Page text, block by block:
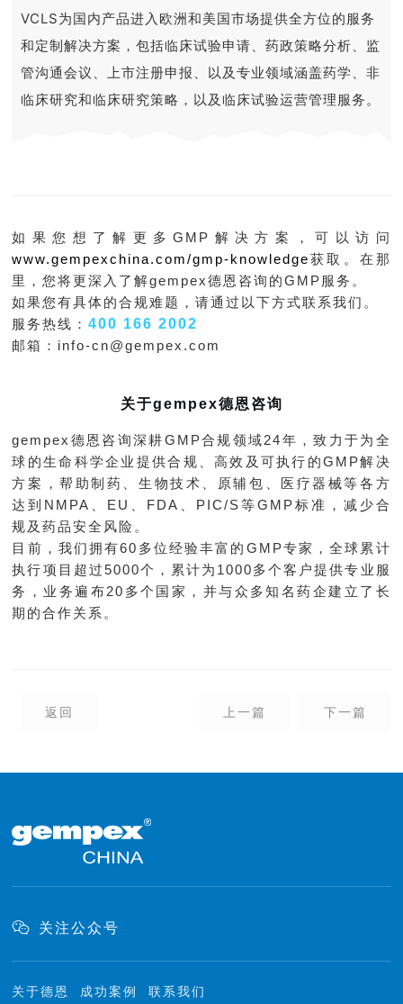
VCLS为国内产品进入欧洲和美国市场提供全方位的服务
和定制解决方案，包括临床试验申请、药政策略分析、监
管沟通会议、上市注册申报、以及专业领域涵盖药学、非
临床研究和临床研究策略，以及临床试验运营管理服务。
如果您想了解更多GMP 解决方案，可以访问
www.gempexchina.com/gmp-knowledge获取。在那
里，您将更深入了解gempex德恩咨询的GMP 服务。
如果您有具体的合规难题，请通过以下方式联系我们。
服务热线：400 166 2002
邮箱： info-cn@gempex.com
关于gempex德恩咨询
gempex 德恩咨询深耕GMP合规领域24年，致力于为全
球的生命科学企业提供合规、高效及可执行的GMP解决
方案，帮助制药、生物技术、原辅包、医疗器械等各方
达到 NMPA EU FDA PIC/S等GMP标准，减少合
规及药品安全风险。
目前，我们拥有60 多位经验丰富的 GMP专家，全球累计
执行项目超过5000个，累计为 1000多个客户提供专业服
务，业务遍布20 多个国家，并与众多知名药企建立了长
期的合作关系。
返回 下一篇
上一篇
关注公众号
关于德恩 成功案例 联系我们